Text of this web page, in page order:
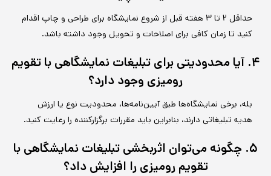
حداقل ۲ تا ۳ هفته قبل از شروع نمایشگاه برای طراحی و چاپ اقدام
کنید تا زمان کافی برای اصلاحات و تحویل وجود داشته باشد.
۴. آیا محدودیتی برای تبلیغات نمایشگاهی با تقویم
رومیزی وجود دارد؟
بله، برخی نمایشگاه‌ها طبق آیین‌نامه‌ها، محدودیت نوع یا ارزش
هدیه تبلیغاتی دارند، بنابراین باید مقررات برگزارکننده را رعایت کنید.
۵. چگونه می‌توان اثربخشی تبلیغات نمایشگاهی با
تقویم رومیزی را افزایش داد؟